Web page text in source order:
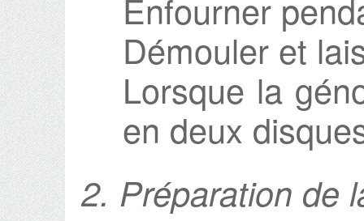
Enfourner
Démouler et
Lorsque la
en deux
2. Préparation de